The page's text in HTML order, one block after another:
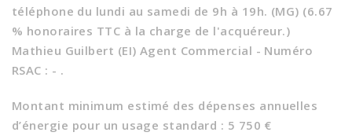
téléphone du lundi au samedi de 9h à 19h. (MG) (6.67
% honoraires TTC à la charge de l'acquéreur.)
Mathieu Guilbert (EI) Agent Commercial - Numéro
RSAC : - .
Montant minimum estimé des dépenses annuelles
d’énergie pour un usage standard : 5 750 €